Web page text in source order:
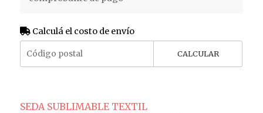
Calculá el costo de envío
CALCULAR
SEDA SUBLIMABLE TEXTIL